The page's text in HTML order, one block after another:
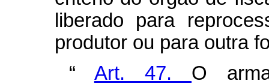
liberado para
produtor ou para outra
“ Art. 47. O